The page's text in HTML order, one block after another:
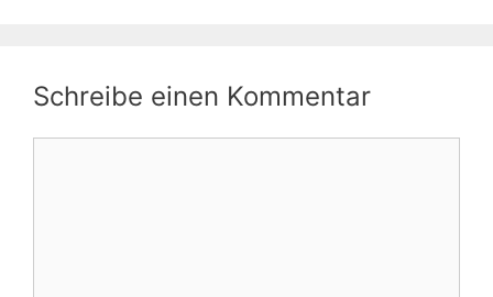
Schreibe einen Kommentar